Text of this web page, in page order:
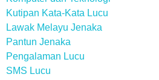
Kutipan Kata-Kata Lucu
Lawak Melayu Jenaka
Pantun Jenaka
Pengalaman Lucu
SMS Lucu